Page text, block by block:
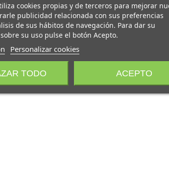
cookies propias y de terceros para mejorar
publicidad relacionada con sus preferencias
de sus hábitos de navegación. Para dar su
su uso pulse el botón Acepto.
Personalizar cookies
TODO ACEPTO